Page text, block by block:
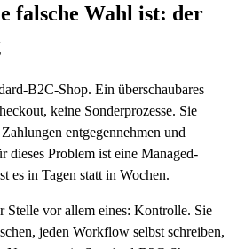
falsche Wahl ist: der
B2C-Shop. Ein überschaubares
keine Sonderprozesse. Sie
entgegennehmen und
dieses Problem ist eine Managed-
es in Tagen statt in Wochen.
Stelle vor allem eines: Kontrolle. Sie
jeden Workflow selbst schreiben,